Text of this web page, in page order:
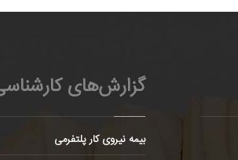
گزارش‌های
بیمه نیروی کار پلتفرمی